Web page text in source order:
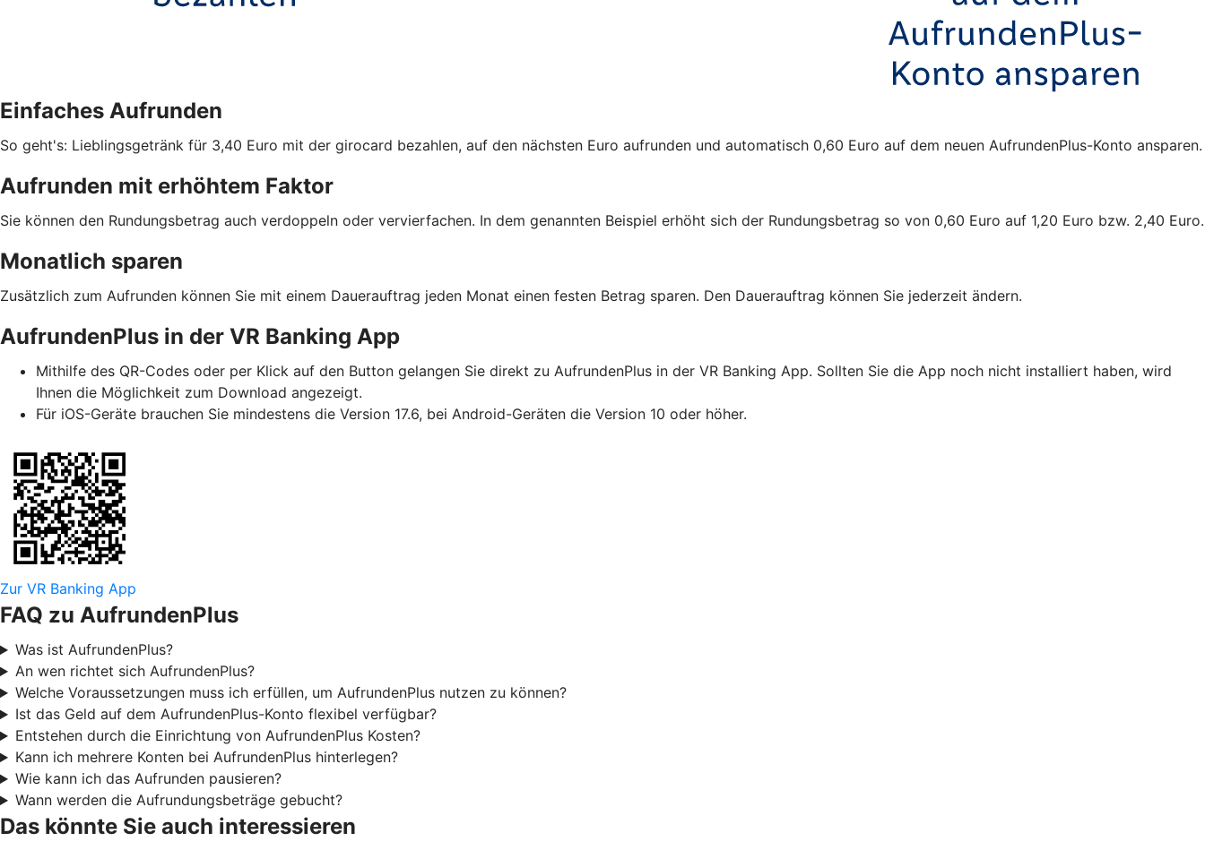
Einfaches Aufrunden
So geht's: Lieblingsgetränk für 3,40 Euro mit der girocard bezahlen, auf den nächsten Euro aufrunden und automatisch 0,60 Euro auf dem neuen AufrundenPlus-Konto ansparen.
Aufrunden mit erhöhtem Faktor
Sie können den Rundungsbetrag auch verdoppeln oder vervierfachen. In dem genannten Beispiel erhöht sich der Rundungsbetrag so von 0,60 Euro auf 1,20 Euro bzw. 2,40 Euro.
Monatlich sparen
Zusätzlich zum Aufrunden können Sie mit einem Dauerauftrag jeden Monat einen festen Betrag sparen. Den Dauerauftrag können Sie jederzeit ändern.
AufrundenPlus in der VR Banking App
Mithilfe des QR-Codes oder per Klick auf den Button gelangen Sie direkt zu AufrundenPlus in der VR Banking App. Sollten Sie die App noch nicht installiert haben, wird
Ihnen die Möglichkeit zum Download angezeigt.
Für iOS-Geräte brauchen Sie mindestens die Version 17.6, bei Android-Geräten die Version 10 oder höher.
Zur VR Banking App
FAQ zu AufrundenPlus
Was ist AufrundenPlus?
An wen richtet sich AufrundenPlus?
Welche Voraussetzungen muss ich erfüllen, um AufrundenPlus nutzen zu können?
Ist das Geld auf dem AufrundenPlus-Konto flexibel verfügbar?
Entstehen durch die Einrichtung von AufrundenPlus Kosten?
Kann ich mehrere Konten bei AufrundenPlus hinterlegen?
Wie kann ich das Aufrunden pausieren?
Wann werden die Aufrundungsbeträge gebucht?
Das könnte Sie auch interessieren